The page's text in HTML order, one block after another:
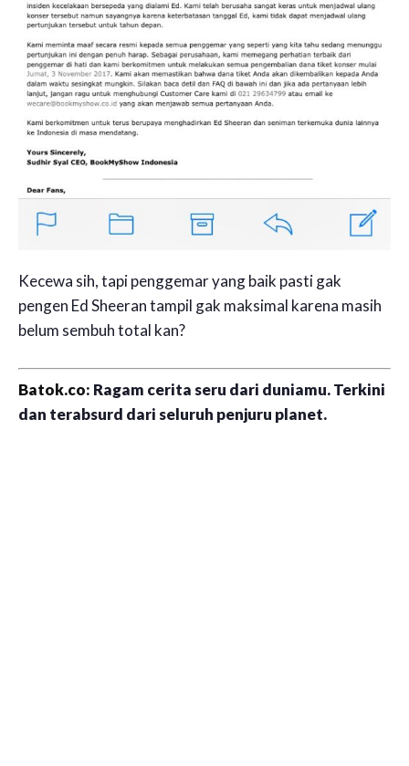
Kecewa sih, tapi penggemar yang baik pasti gak
pengen Ed Sheeran tampil gak maksimal karena masih
belum sembuh total kan?
Batok.co: Ragam cerita seru dari duniamu. Terkini
dan terabsurd dari seluruh penjuru planet.